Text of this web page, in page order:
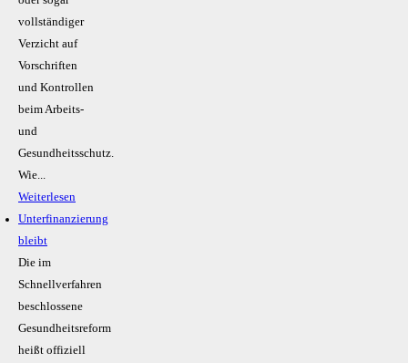
vollständiger
Verzicht auf
Vorschriften
und Kontrollen
beim Arbeits-
und
Gesundheitsschutz.
Wie...
Weiterlesen
Unterfinanzierung
bleibt
Die im
Schnellverfahren
beschlossene
Gesundheitsreform
heißt offiziell